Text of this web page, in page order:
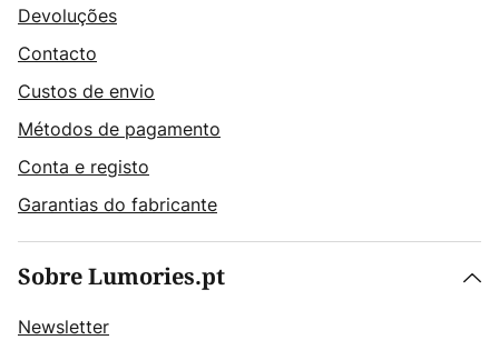
Devoluções
Contacto
Custos de envio
Métodos de pagamento
Conta e registo
Garantias do fabricante
Sobre Lumories.pt
Newsletter